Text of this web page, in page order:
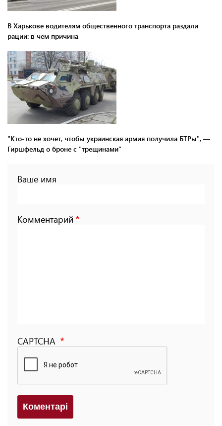
В Харькове водителям общественного транспорта раздали
рации: в чем причина
"Кто-то не хочет, чтобы украинская армия получила БТРы", —
Гиршфельд о броне с "трещинами"
Ваше имя
Комментарий
CAPTCHA
Коментарi